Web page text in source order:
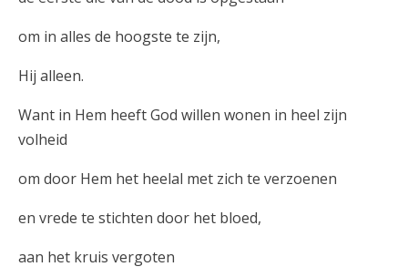
om in alles de hoogste te zijn,
Hij alleen.
Want in Hem heeft God willen wonen in heel zijn
volheid
om door Hem het heelal met zich te verzoenen
en vrede te stichten door het bloed,
aan het kruis vergoten